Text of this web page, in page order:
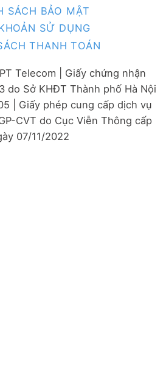
SÁCH BẢO MẬT
SỬ DỤNG
THANH TOÁN
Telecom | Giấy chứng nhận
do Sở KHĐT Thành phố Hà Nội
| Giấy phép cung cấp dịch vụ
CVT do Cục Viễn Thông cấp
07/11/2022